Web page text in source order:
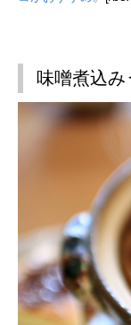
味噌煮込